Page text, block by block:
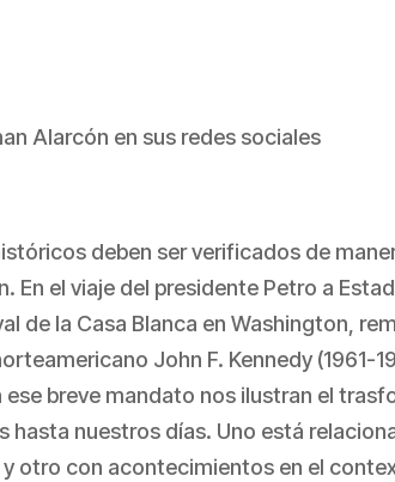
Alarcón en sus redes sociales
deben ser verificados de
En el viaje del presidente Petro a
de la Casa Blanca en Washington,
John F. Kennedy (1961-
ese breve mandato nos ilustran el
hasta nuestros días. Uno está
otro con acontecimientos en el